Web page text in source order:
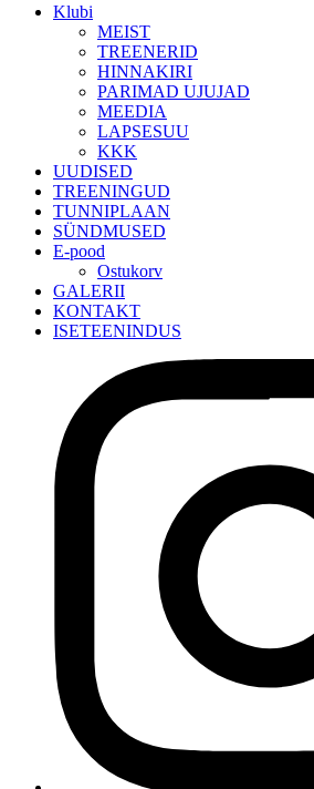
Klubi
MEIST
TREENERID
HINNAKIRI
PARIMAD UJUJAD
MEEDIA
LAPSESUU
KKK
UUDISED
TREENINGUD
TUNNIPLAAN
SÜNDMUSED
E-pood
Ostukorv
GALERII
KONTAKT
ISETEENINDUS